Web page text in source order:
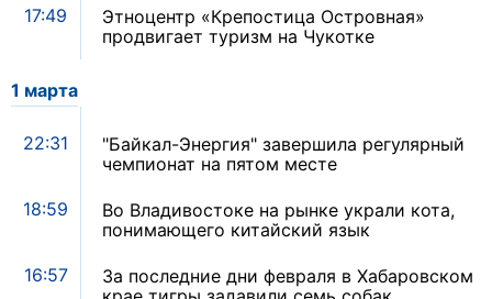
17:49
Этноцентр «Крепостица Островная»
продвигает туризм на Чукотке
1 марта
22:31
"Байкал-Энергия" завершила регулярный
чемпионат на пятом месте
18:59
Во Владивостоке на рынке украли кота,
понимающего китайский язык
16:57
За последние дни февраля в Хабаровском